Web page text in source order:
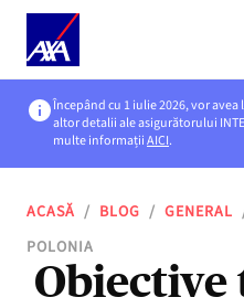
Începând cu 1 iulie 2026, vor
altor detalii ale asigurătorului
multe informațiiAICI.
ACASĂ / BLOG / GENERAL
POLONIA